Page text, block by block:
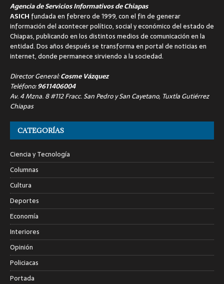
Agencia de Servicios Informativos de Chiapas
ASICH fundada en febrero de 1999, con el fin de generar
información del acontecer político, social y económico del estado de
Chiapas, publicando en los distintos medios de comunicación en la
entidad. Dos años después se transforma en portal de noticias en
internet, donde permanece sirviendo a la sociedad.
Director General:Cosme Vázquez
Teléfono:9611406004
Av. 4 Mzna. 8 #112 Fracc. San Pedro y San Cayetano, Tuxtla Gutiérrez
Chiapas
CATEGORÍAS
Ciencia y Tecnología
Columnas
Cultura
Deportes
Economía
Interiores
Opinión
Policiacas
Portada